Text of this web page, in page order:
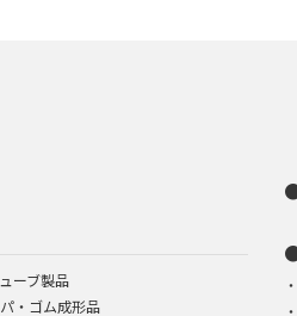
ーブ製品
・ゴム成形品